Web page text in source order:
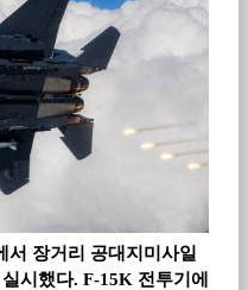
서 장거리 공대지미사일
시했다. F-15K 전투기에